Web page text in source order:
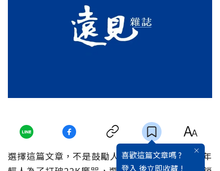
喜歡這篇文章嗎 ?
登入 後立即收藏 !
選擇這篇文章，不是鼓勵人去賣保險。時下許多年